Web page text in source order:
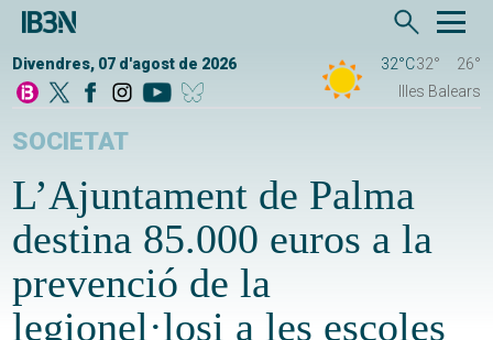
Divendres, 07 d'agost de 2026 32°C32°
26°
Illes Balears
SOCIETAT
L’Ajuntament de Palma
destina 85.000 euros a la
prevenció de la
legionel·losi a les escoles